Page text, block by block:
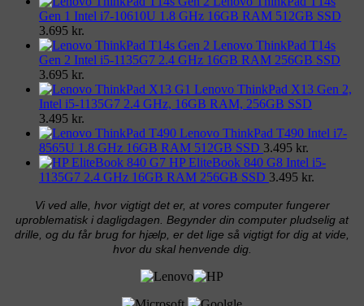
Gen 1 Intel i7-10610U 1.8 GHz 16GB RAM 512GB SSD
3.695 kr.
Lenovo ThinkPad T14s
Gen 2 Intel i5-1135G7 2.4 GHz 16GB RAM 256GB SSD
3.695 kr.
Lenovo ThinkPad X13 Gen 2,
Intel i5-1135G7 2.4 GHz, 16GB RAM, 256GB SSD
3.495 kr.
Lenovo ThinkPad T490 Intel i7-
8565U 1.8 GHz 16GB RAM 512GB SSD 3.495 kr.
HP EliteBook 840 G8 Intel i5-
1135G7 2.4 GHz 16GB RAM 256GB SSD 3.495 kr.
Vi ved alle, hvor vigtigt det er, at vores computer fungerer
uproblematisk i dagligdagen. Begynder din computer pludselig at
drille, og du får brug for hjælp, er det lige så vigtigt for dig at vide,
hvor du skal henvende dig.